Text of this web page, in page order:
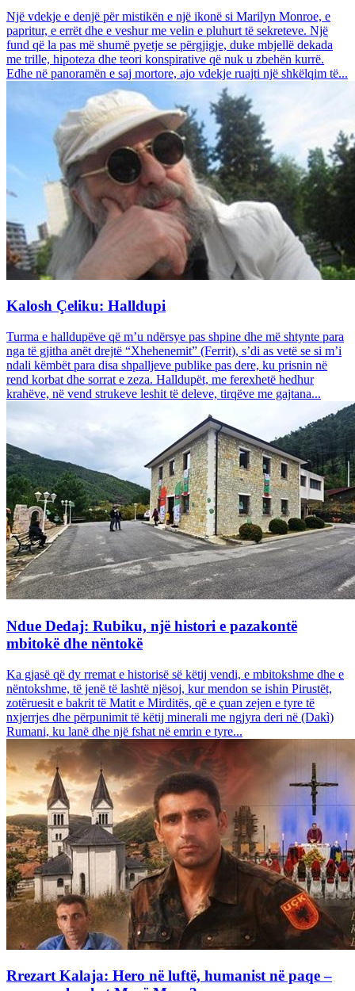
Një vdekje e denjë për mistikën e një ikonë si Marilyn Monroe, e
papritur, e errët dhe e veshur me velin e pluhurt të sekreteve. Një
fund që la pas më shumë pyetje se përgjigje, duke mbjellë dekada
me trille, hipoteza dhe teori konspirative që nuk u zbehën kurrë.
Edhe në panoramën e saj mortore, ajo vdekje ruajti një shkëlqim të...
Kalosh Çeliku: Halldupi
Turma e halldupëve që m’u ndërsye pas shpine dhe më shtynte para
nga të gjitha anët drejtë “Xhehenemit” (Ferrit), s’di as vetë se si m’i
ndali këmbët para disa shpalljeve publike pas dere, ku prisnin në
rend korbat dhe sorrat e zeza. Halldupët, me ferexhetë hedhur
krahëve, në vend strukeve leshit të deleve, tirqëve me gajtana...
Ndue Dedaj: Rubiku, një histori e pazakontë
mbitokë dhe nëntokë
Ka gjasë që dy rremat e historisë së këtij vendi, e mbitokshme dhe e
nëntokshme, të jenë të lashtë njësoj, kur mendon se ishin Pirustët,
zotëruesit e bakrit të Matit e Mirditës, që e çuan zejen e tyre të
nxjerrjes dhe përpunimit të këtij minerali me ngjyra deri në (Dakì)
Rumani, ku lanë dhe një fshat në emrin e tyre...
Rrezart Kalaja: Hero në luftë, humanist në paqe –